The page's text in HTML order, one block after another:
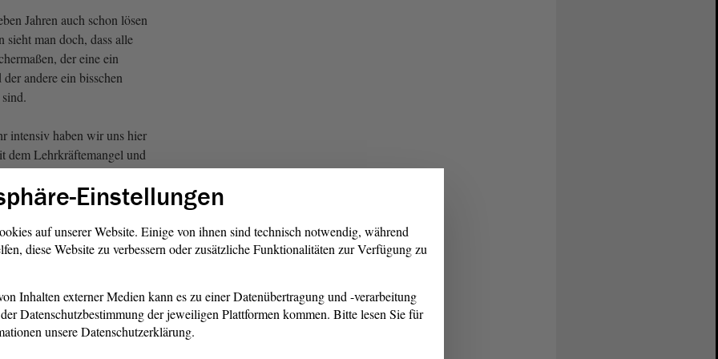
Jahren auch schon lösen
sieht man doch, dass alle
der eine ein
andere ein bisschen
intensiv haben wir uns hier
dem Lehrkräftemangel und
Lehrerberufs
im Oktober hatte ich
Analyse der
im laufenden Schuljahr
Anfang Dezember auch
mit konkreten Zahlen
Unterrichtsversorgung
% und damit einen
Einstellungen
auf unserer Website. Einige von ihnen sind technisch notwendig, während
diese Website zu verbessern oder zusätzliche Funktionalitäten zur Verfügung zu
Inhalten externer Medien kann es zu einer Datenübertragung und -verarbeitung
Datenschutzbestimmung der jeweiligen Plattformen kommen. Bitte lesen Sie für
unsere Datenschutzerklärung.